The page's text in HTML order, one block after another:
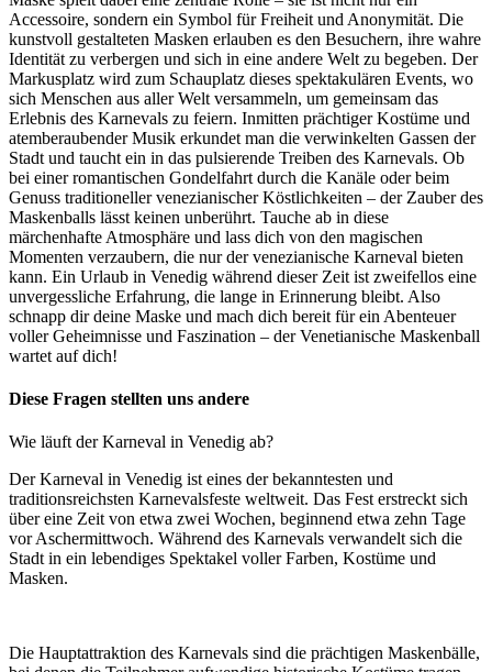
Accessoire, sondern ein Symbol für Freiheit und Anonymität. Die
kunstvoll gestalteten Masken erlauben es den Besuchern, ihre wahre
Identität zu verbergen und sich in eine andere Welt zu begeben. Der
Markusplatz wird zum Schauplatz dieses spektakulären Events, wo
sich Menschen aus aller Welt versammeln, um gemeinsam das
Erlebnis des Karnevals zu feiern. Inmitten prächtiger Kostüme und
atemberaubender Musik erkundet man die verwinkelten Gassen der
Stadt und taucht ein in das pulsierende Treiben des Karnevals. Ob
bei einer romantischen Gondelfahrt durch die Kanäle oder beim
Genuss traditioneller venezianischer Köstlichkeiten – der Zauber des
Maskenballs lässt keinen unberührt. Tauche ab in diese
märchenhafte Atmosphäre und lass dich von den magischen
Momenten verzaubern, die nur der venezianische Karneval bieten
kann. Ein Urlaub in Venedig während dieser Zeit ist zweifellos eine
unvergessliche Erfahrung, die lange in Erinnerung bleibt. Also
schnapp dir deine Maske und mach dich bereit für ein Abenteuer
voller Geheimnisse und Faszination – der Venetianische Maskenball
wartet auf dich!
Diese Fragen stellten uns andere
Wie läuft der Karneval in Venedig ab?
Der Karneval in Venedig ist eines der bekanntesten und
traditionsreichsten Karnevalsfeste weltweit. Das Fest erstreckt sich
über eine Zeit von etwa zwei Wochen, beginnend etwa zehn Tage
vor Aschermittwoch. Während des Karnevals verwandelt sich die
Stadt in ein lebendiges Spektakel voller Farben, Kostüme und
Masken.
Die Hauptattraktion des Karnevals sind die prächtigen Maskenbälle,